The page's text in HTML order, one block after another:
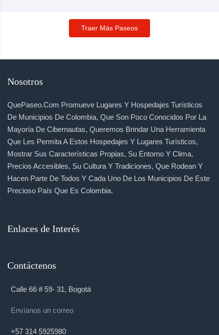
Traer Más Paseos
Nosotros
QuePaseo.com Promueve Lugares Y Hospedajes Turísticos
De Municipios De Colombia, Que Son Poco Conocidos Por La
Mayoría De Cibernautas, Queremos Brindar Una Herramienta
Que Les Permita A Estos Hospedajes Y Lugares Turísticos,
Mostrar Sus Características Propias, Su Entorno Y Clima,
Precios Accesibles, Su Cultura Y Tradiciones, Que Rodean Y
Hacen Parte De Todos Y Cada Uno De Los Municipios De Este
Precioso País Que Es Colombia.
Enlaces de Interés
Contáctenos
Calle 66 # 59- 31, Bogotá
Envíanos un correo
+57 314 5925980